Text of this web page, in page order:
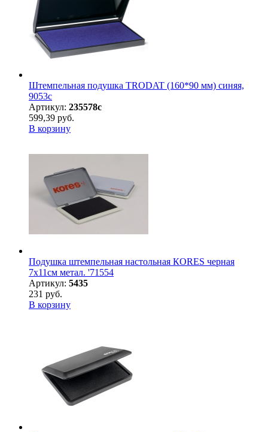
Штемпельная подушка TRODAT (160*90 мм) синяя,
9053с
Артикул: 235578с
599,39 руб.
В корзину
Подушка штемпельная настольная КORES черная
7х11см метал. '71554
Артикул: 5435
231 руб.
В корзину